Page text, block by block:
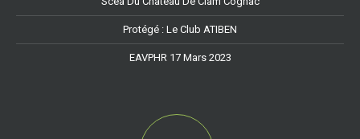
Protégé : Le Club ATIBEN
EAVPHR 17 Mars 2023